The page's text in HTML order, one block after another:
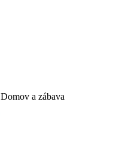
Domov a zábava